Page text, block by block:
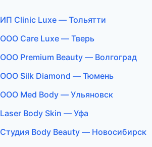
ИП Clinic Luxe — Тольятти
ООО Care Luxe — Тверь
ООО Premium Beauty — Волгоград
ООО Silk Diamond — Тюмень
ООО Med Body — Ульяновск
Laser Body Skin — Уфа
Студия Body Beauty — Новосибирск